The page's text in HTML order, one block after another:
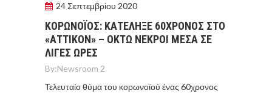
24 Σεπτεμβρίου 2020
ΚΟΡΩΝΟΪΟΣ: ΚΑΤΕΛΗΞΕ 60ΧΡΟΝΟΣ ΣΤΟ
«ΑΤΤΙΚΟΝ» – ΟΚΤΩ ΝΕΚΡΟΙ ΜΕΣΑ ΣΕ
ΛΙΓΕΣ ΩΡΕΣ
By:Newsroom 2
Τελευταίο θύμα του κορωνοϊού ένας 60χρονος